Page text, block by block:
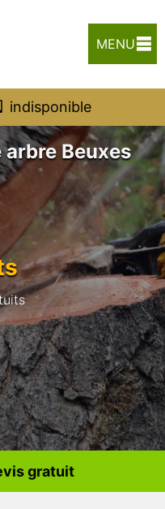
MENU
indisponible
Beuxes
gratuit